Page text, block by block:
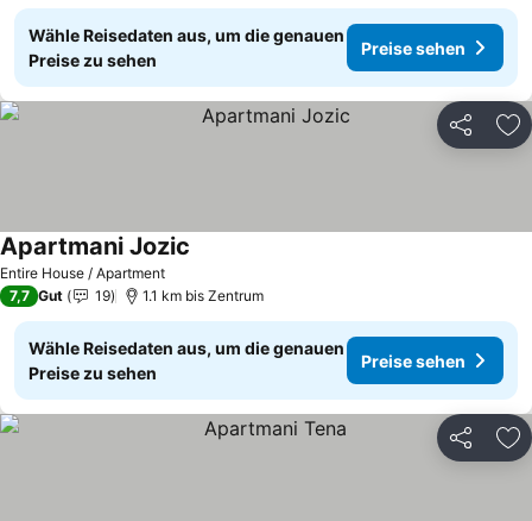
Wähle Reisedaten aus, um die genauen
Preise zu sehen
Preise sehen
Teilen
Entire House / Apartment
Apartmani Jozic
7,7 Gut 19 1.1 km bis Zentrum
Wähle Reisedaten aus, um die genauen
Preise zu sehen
Preise sehen
Teilen